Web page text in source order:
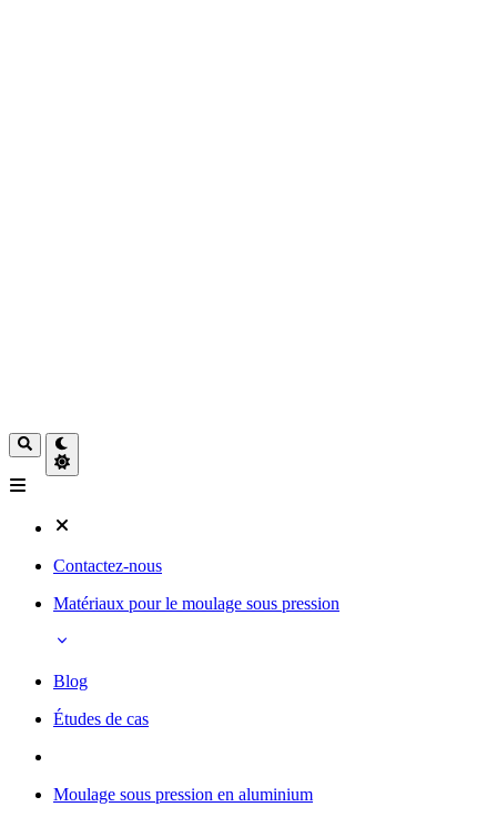
Contactez-nous
Matériaux pour le moulage sous pression
Blog
Études de cas
Moulage sous pression en aluminium